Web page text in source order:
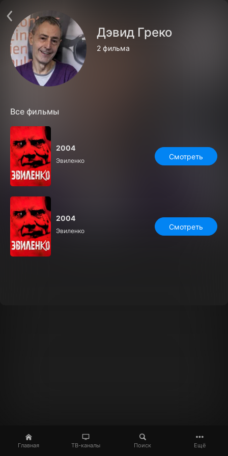
Главная ТВ-каналы Поиск Ещё
Дэвид Греко
2 фильма
Все фильмы
2004
Эвиленко Смотреть
2004
Эвиленко Смотреть
О сервисе
Пользовательское соглашение
Политика конфиденциальности
Для партнёров
Открыть приложение
Установить на ТВ
Бесплатные каналы